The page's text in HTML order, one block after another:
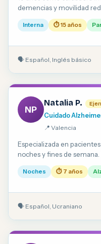
demencias y movilidad
Interna ⏱ 15 años
🗣 Español, Inglés básico
NP
Natalia P.
Cuidado
📍 Valencia
Especializada en
noches y fines de
Noches ⏱ 7 años
🗣 Español, Ucraniano